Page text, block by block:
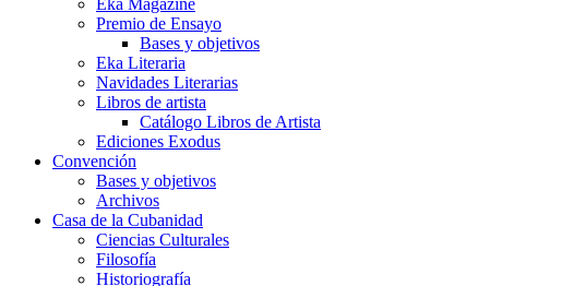
Eka Magazine
Premio de Ensayo
Bases y objetivos
Eka Literaria
Navidades Literarias
Libros de artista
Catálogo Libros de Artista
Ediciones Exodus
Convención
Bases y objetivos
Archivos
Casa de la Cubanidad
Ciencias Culturales
Filosofía
Historiografía